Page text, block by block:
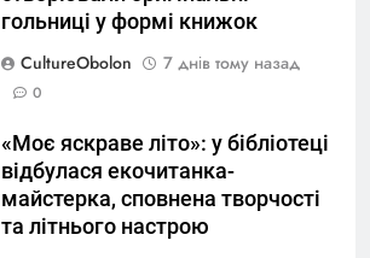
гольниці у формі книжок
CultureObolon
7 днів тому назад
0
«Моє яскраве літо»: у бібліотеці
відбулася екочитанка-
майстерка, сповнена творчості
та літнього настрою